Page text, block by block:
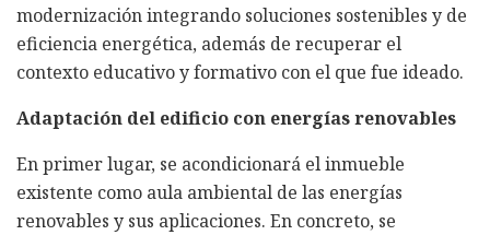
modernización integrando soluciones sostenibles y de
eficiencia energética, además de recuperar el
contexto educativo y formativo con el que fue ideado.
Adaptación del edificio con energías renovables
En primer lugar, se acondicionará el inmueble
existente como aula ambiental de las energías
renovables y sus aplicaciones. En concreto, se